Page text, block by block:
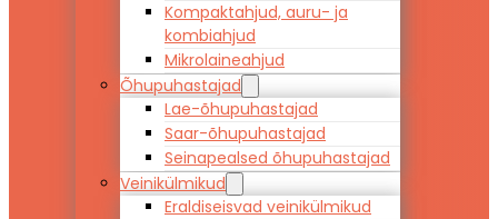
Kompaktahjud, auru- ja
kombiahjud
Mikrolaineahjud
Õhupuhastajad
Lae-õhupuhastajad
Saar-õhupuhastajad
Seinapealsed õhupuhastajad
Veinikülmikud
Eraldiseisvad veinikülmikud